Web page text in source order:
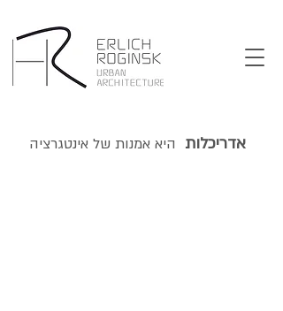
אדריכלות היא אמנות של אינטגרציה